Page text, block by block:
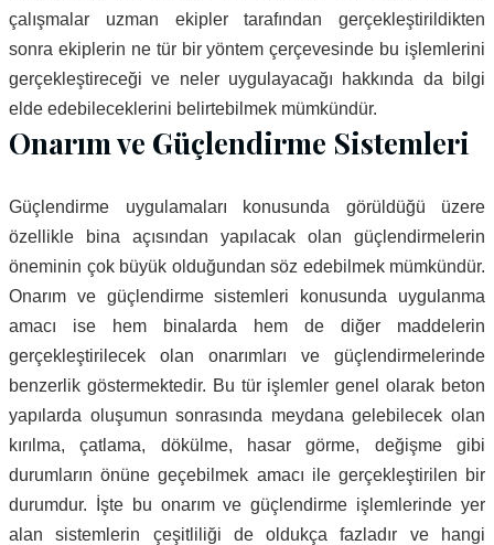
çalışmalar uzman ekipler tarafından gerçekleştirildikten
sonra ekiplerin ne tür bir yöntem çerçevesinde bu işlemlerini
gerçekleştireceği ve neler uygulayacağı hakkında da bilgi
elde edebileceklerini belirtebilmek mümkündür.
Onarım ve Güçlendirme Sistemleri
Güçlendirme uygulamaları konusunda görüldüğü üzere
özellikle bina açısından yapılacak olan güçlendirmelerin
öneminin çok büyük olduğundan söz edebilmek mümkündür.
Onarım ve güçlendirme sistemleri konusunda uygulanma
amacı ise hem binalarda hem de diğer maddelerin
gerçekleştirilecek olan onarımları ve güçlendirmelerinde
benzerlik göstermektedir. Bu tür işlemler genel olarak beton
yapılarda oluşumun sonrasında meydana gelebilecek olan
kırılma, çatlama, dökülme, hasar görme, değişme gibi
durumların önüne geçebilmek amacı ile gerçekleştirilen bir
durumdur. İşte bu onarım ve güçlendirme işlemlerinde yer
alan sistemlerin çeşitliliği de oldukça fazladır ve hangi